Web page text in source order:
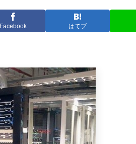
Facebook はてブ